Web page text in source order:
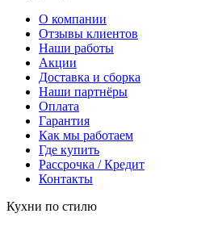
О компании
Отзывы клиентов
Наши работы
Акции
Доставка и сборка
Наши партнёры
Оплата
Гарантия
Как мы работаем
Где купить
Рассрочка / Кредит
Контакты
Кухни по стилю